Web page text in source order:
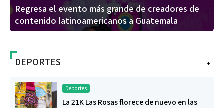
Regresa el evento más grande de creadores de
contenido latinoamericanos a Guatemala
+
DEPORTES
Deportes
La 21K Las Rosas florece de nuevo en las